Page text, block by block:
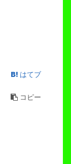
はてブ
コピー